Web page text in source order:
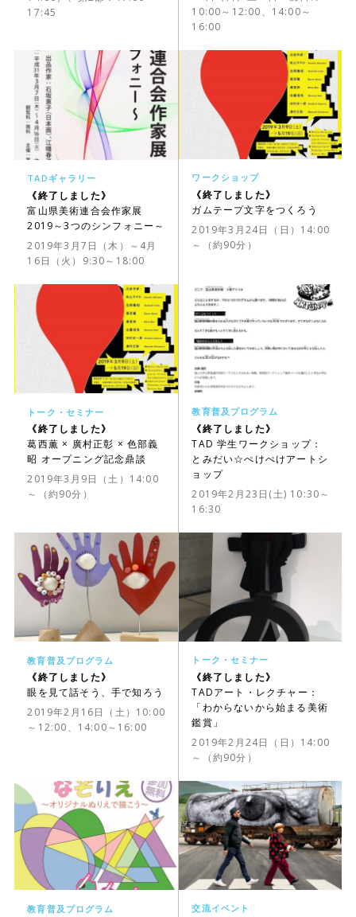
17:45
10:00～12:00、14:00～
16:00
TADギャラリー
《終了しました》
富山県美術連合会作家展
2019～3つのシンフォニー～
2019年3月7日（木）～4月
16日（火）9:30～18:00
ワークショップ
《終了しました》
ガムテープ文字をつくろう
2019年3月24日（日）14:00
～（約90分）
トーク・セミナー
《終了しました》
葛西薫 × 廣村正彰 × 色部義
昭 オープニング記念鼎談
2019年3月9日（土）14:00
～（約90分）
教育普及プログラム
《終了しました》
TAD 学生ワークショップ：
とみだい☆ぺけぺけアートシ
ョップ
2019年2月23日(土) 10:30～
16:30
教育普及プログラム
《終了しました》
眼を見て話そう、手で知ろう
2019年2月16日（土）10:00
～12:00、14:00～16:00
トーク・セミナー
《終了しました》
TADアート・レクチャー：
「わからないから始まる美術
鑑賞」
2019年2月24日（日）14:00
～（約90分）
教育普及プログラム 交流イベント